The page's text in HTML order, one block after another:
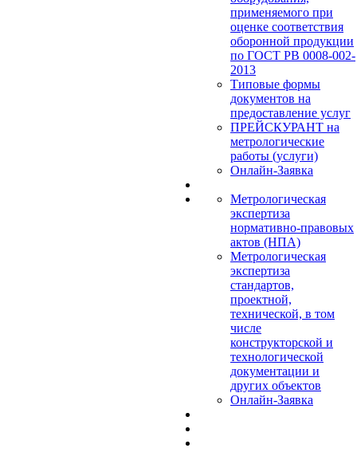
применяемого при
оценке соответствия
оборонной продукции
по ГОСТ РВ 0008-002-
2013
Типовые формы
документов на
предоставление услуг
ПРЕЙСКУРАНТ на
метрологические
работы (услуги)
Онлайн-Заявка
Метрологическая
экспертиза
нормативно-правовых
актов (НПА)
Метрологическая
экспертиза
стандартов,
проектной,
технической, в том
числе
конструкторской и
технологической
документации и
других объектов
Онлайн-Заявка